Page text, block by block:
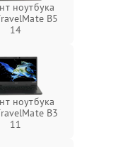
ноутбука
B5
14
ноутбука
B3
11